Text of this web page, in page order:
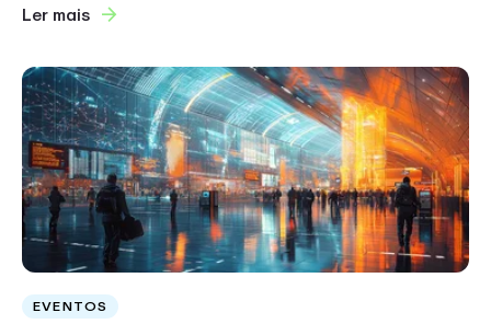
Ler mais
EVENTOS